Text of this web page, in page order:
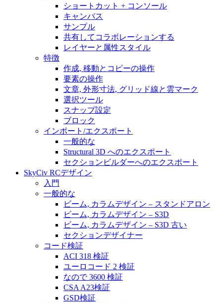
ショートカット + コンソール
キャンバス
サンプル
共有してコラボレーションする
レイヤーと属性スタイル
特徴
作成, 移動とコピーの操作
要素の操作
文章, 外形寸法, グリッド線と雲マーク
選択ツール
スナップ設定
ブロック
インポート/エクスポート
一般的な
Structural 3D へのエクスポート
セクションビルダーへのエクスポート
SkyCiv RCデザイン
入門
一般的な
ビーム, カラムデザイン – スタンドアロン
ビーム, カラムデザイン – S3D
ビーム, カラムデザイン – S3D 古い
セクションデザイナー
コード検証
ACI 318 検証
ユーロコード 2 検証
なので 3600 検証
CSA A23検証
GSD検証